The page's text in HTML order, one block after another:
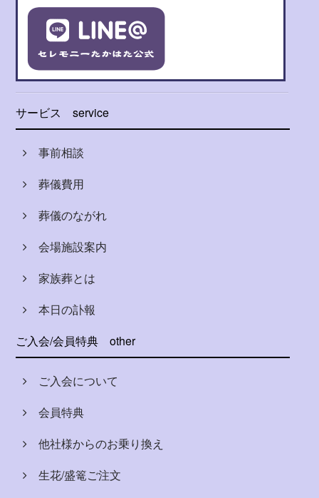
サービス service
事前相談
葬儀費用
葬儀のながれ
会場施設案内
家族葬とは
本日の訃報
ご入会/会員特典
other
ご入会について
会員特典
他社様からのお乗り換え
生花/盛篭ご注文